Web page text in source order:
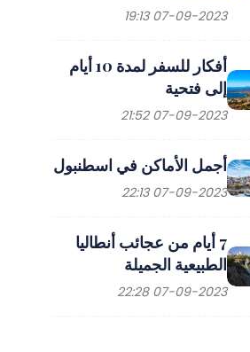
07-09-2023 19:13
أفكار للسفر لمدة 10 أيام
إلى فتحية
07-09-2023 21:52
أجمل الأماكن في اسطنبول
07-09-2023 22:13
7 أيام من عجائب أنطاليا
الطبيعية الجميلة
07-09-2023 22:28